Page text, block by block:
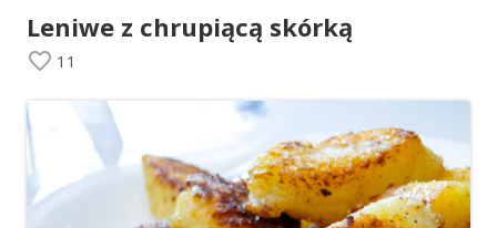
Leniwe z chrupiącą skórką
11